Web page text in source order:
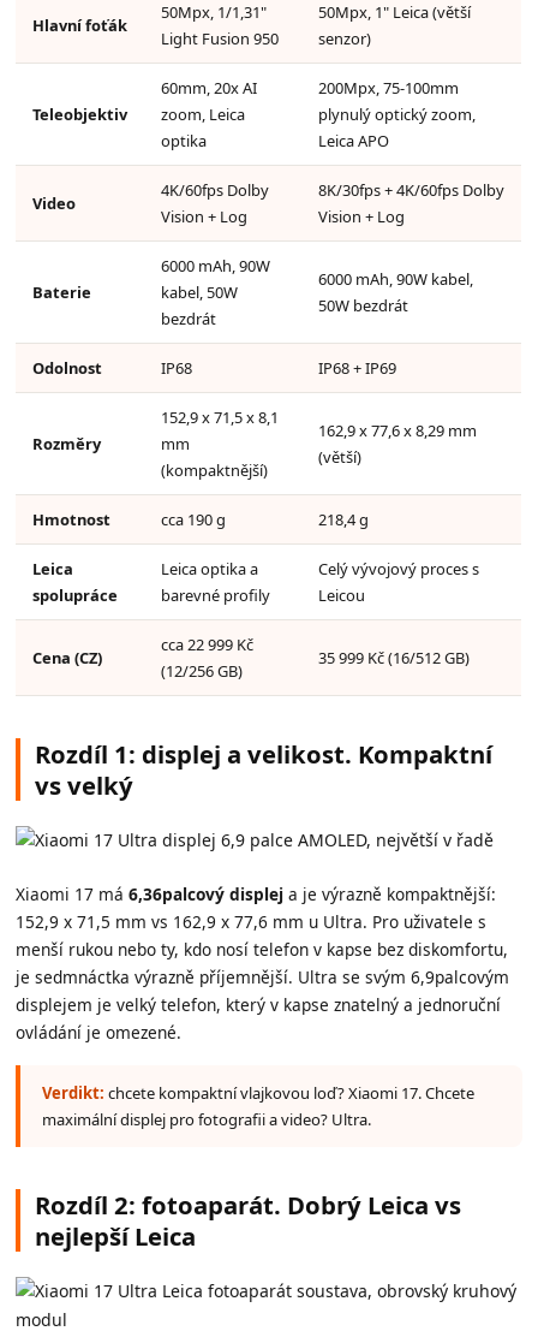
Hlavní foťák
50Mpx, 1/1,31"
Light Fusion 950
50Mpx, 1" Leica (větší
senzor)
Teleobjektiv
60mm, 20x AI
zoom, Leica
optika
200Mpx, 75-100mm
plynulý optický zoom,
Leica APO
Video
4K/60fps Dolby
Vision + Log
8K/30fps + 4K/60fps Dolby
Vision + Log
Baterie
6000 mAh, 90W
kabel, 50W
bezdrát
6000 mAh, 90W kabel,
50W bezdrát
Odolnost IP68 IP68 + IP69
Rozměry
152,9 x 71,5 x 8,1
mm
(kompaktnější)
162,9 x 77,6 x 8,29 mm
(větší)
Hmotnost cca 190 g 218,4 g
Leica
spolupráce
Leica optika a
barevné profily
Celý vývojový proces s
Leicou
Cena (CZ)
cca 22 999 Kč
(12/256 GB)
35 999 Kč (16/512 GB)
Rozdíl 1: displej a velikost. Kompaktní
vs velký
Xiaomi 17 má6,36palcový displej a je výrazně kompaktnější:
152,9 x 71,5 mm vs 162,9 x 77,6 mm u Ultra. Pro uživatele s
menší rukou nebo ty, kdo nosí telefon v kapse bez diskomfortu,
je sedmnáctka výrazně příjemnější. Ultra se svým 6,9palcovým
displejem je velký telefon, který v kapse znatelný a jednoruční
ovládání je omezené.
Verdikt: chcete kompaktní vlajkovou loď? Xiaomi 17. Chcete
maximální displej pro fotografii a video? Ultra.
Rozdíl 2: fotoaparát. Dobrý Leica vs
nejlepší Leica